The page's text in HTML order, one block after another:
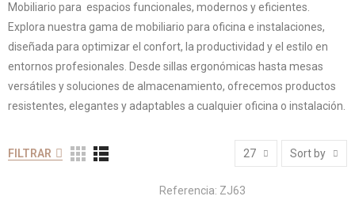
Mobiliario para espacios funcionales, modernos y eficientes.
Explora nuestra gama de mobiliario para oficina e instalaciones,
diseñada para optimizar el confort, la productividad y el estilo en
entornos profesionales. Desde sillas ergonómicas hasta mesas
versátiles y soluciones de almacenamiento, ofrecemos productos
resistentes, elegantes y adaptables a cualquier oficina o instalación.
FILTRAR 27 Sort by
Referencia: ZJ63